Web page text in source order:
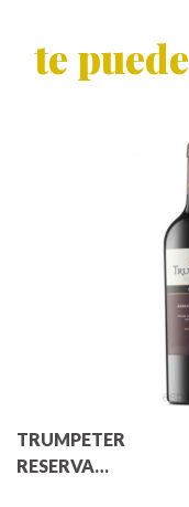
te
TRUMPETER
RESERVA